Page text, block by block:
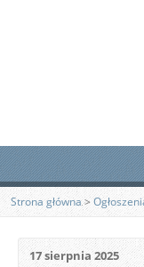
Strona główna>
17 sierpnia 2025